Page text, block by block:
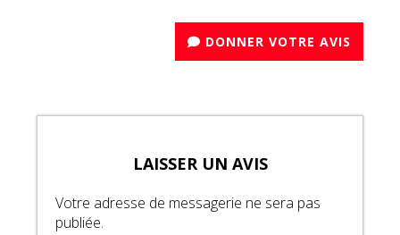
DONNER VOTRE AVIS
LAISSER UN AVIS
Votre adresse de messagerie ne sera pas
publiée.